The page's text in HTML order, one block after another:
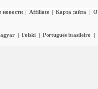
новости | Affiliate | Карта сайта |
| Polski | Português brasileiro |